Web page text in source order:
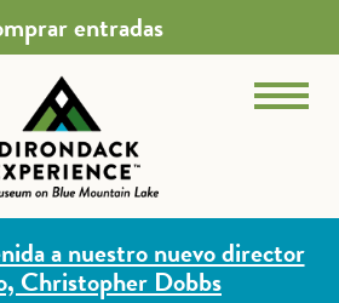
entradas
a nuestro nuevo director
Christopher Dobbs